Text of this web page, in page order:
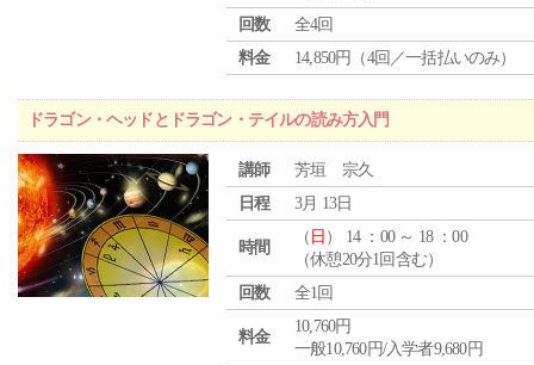
回数
全4回
料金
14,850円（4回／一括払いのみ）
ドラゴン・ヘッドとドラゴン・テイルの読み方入門
講師
芳垣 宗久
日程
3月 13日
時間
（ 日 ） 14 ：00 ～ 18 ：00
（休憩20分1回含む）
回数
全1回
料金
10,760円
一般10,760円/入学者9,680円